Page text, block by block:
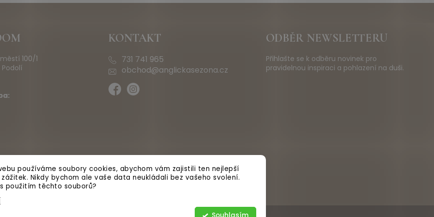
používáme soubory cookies, abychom vám zajistili ten nejlepší
Nikdy bychom ale vaše data neukládali bez vašeho svolení.
použitím těchto souborů?
100/1
KONTAKT
731 741 965
obchod@anglickasezona.cz
ODBĚR NEWSLETTERU
Přihlašte se k odběru novinek pro
pravidelnou inspiraci a pohlazení na duši.